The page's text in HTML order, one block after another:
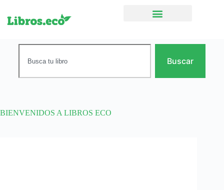
Buscar
BIENVENIDOS A LIBROS ECO